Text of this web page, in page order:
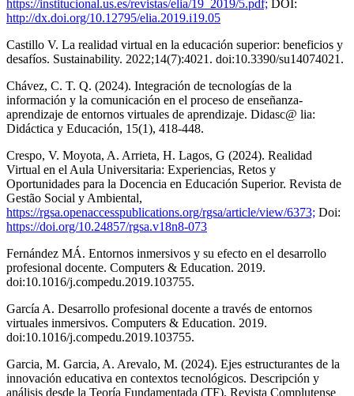
https://institucional.us.es/revistas/elia/19_2019/5.pdf; DOI:
http://dx.doi.org/10.12795/elia.2019.i19.05
Castillo V. La realidad virtual en la educación superior: beneficios y
desafíos. Sustainability. 2022;14(7):4021. doi:10.3390/su14074021.
Chávez, C. T. Q. (2024). Integración de tecnologías de la
información y la comunicación en el proceso de enseñanza-
aprendizaje de entornos virtuales de aprendizaje. Didasc@ lia:
Didáctica y Educación, 15(1), 418-448.
Crespo, V. Moyota, A. Arrieta, H. Lagos, G (2024). Realidad
Virtual en el Aula Universitaria: Experiencias, Retos y
Oportunidades para la Docencia en Educación Superior. Revista de
Gestão Social y Ambiental,
https://rgsa.openaccesspublications.org/rgsa/article/view/6373; Doi:
https://doi.org/10.24857/rgsa.v18n8-073
Fernández MÁ. Entornos inmersivos y su efecto en el desarrollo
profesional docente. Computers & Education. 2019.
doi:10.1016/j.compedu.2019.103755.
García A. Desarrollo profesional docente a través de entornos
virtuales inmersivos. Computers & Education. 2019.
doi:10.1016/j.compedu.2019.103755.
Garcia, M. Garcia, A. Arevalo, M. (2024). Ejes estructurantes de la
innovación educativa en contextos tecnológicos. Descripción y
análisis desde la Teoría Fundamentada (TF). Revista Complutense